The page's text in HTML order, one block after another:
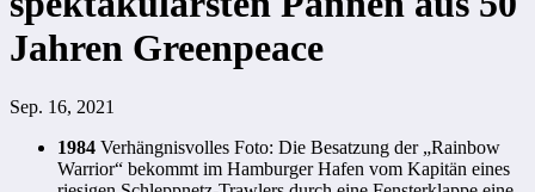
Jahren Greenpeace
Sep. 16, 2021
1984 Verhängnisvolles Foto: Die Besatzung der „Rainbow
Warrior“ bekommt im Hamburger Hafen vom Kapitän eines